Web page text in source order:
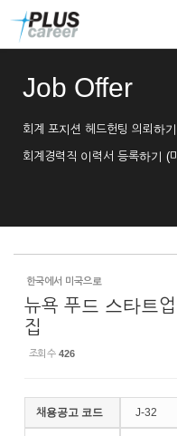
Job Offer
회계 포지션 헤드헌팅 의뢰하
회계경력직 이력서 등록하기 (
한국에서 미국으로
뉴욕 푸드 스타트
집
조회 수 426
채용공고 코드 J-32